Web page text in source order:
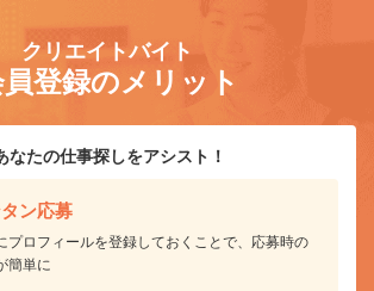
クリエイトバイト
登録のメリット
なたの仕事探しをアシスト！
ン応募
プロフィールを登録しておくことで、応募時の
簡単に